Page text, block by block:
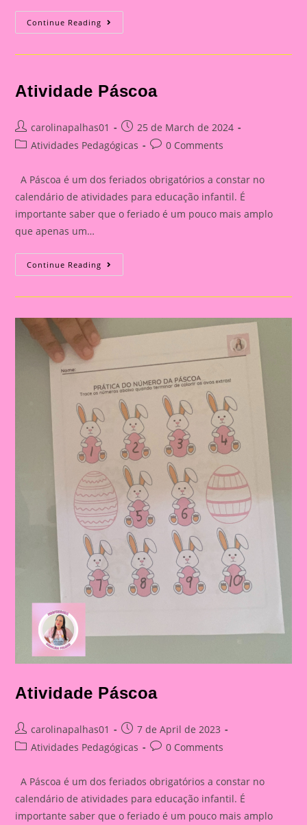
Continue Reading Atividade
Páscoa
Atividade Páscoa
Post
author:
carolinapalhas01
Post
published:
25 de March de 2024
PostAtividades Pedagógicas
Post0 Comments
A Páscoa é um dos feriados obrigatórios a constar no
calendário de atividades para educação infantil. É
importante saber que o feriado é um pouco mais amplo
que apenas um…
Continue Reading Atividade
Páscoa
Atividade Páscoa
Post
author:
carolinapalhas01
Post
published:
7 de April de 2023
PostAtividades Pedagógicas
Post0 Comments
A Páscoa é um dos feriados obrigatórios a constar no
calendário de atividades para educação infantil. É
importante saber que o feriado é um pouco mais amplo